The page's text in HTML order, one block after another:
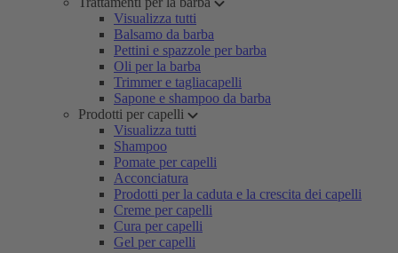
Visualizza tutti
Balsamo da barba
Pettini e spazzole per barba
Oli per la barba
Trimmer e tagliacapelli
Sapone e shampoo da barba
Prodotti per capelli
Visualizza tutti
Shampoo
Pomate per capelli
Acconciatura
Prodotti per la caduta e la crescita dei capelli
Creme per capelli
Cura per capelli
Gel per capelli